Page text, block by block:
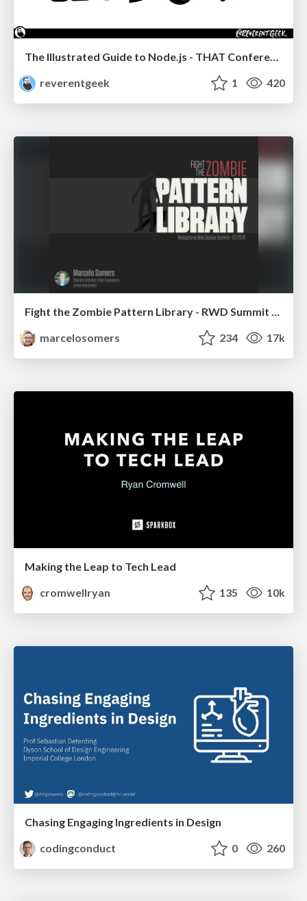
reverentgeek
1 420
Fight the Zombie Pattern Library - RWD Summit 2016
marcelosomers
234 17k
Making the Leap to Tech Lead
cromwellryan
135 10k
Chasing Engaging Ingredients in Design
codingconduct
0 260